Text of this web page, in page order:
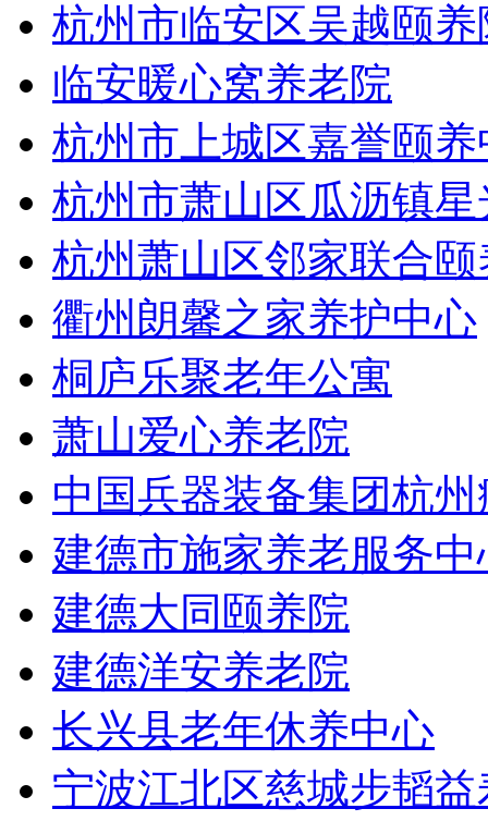
杭州市临安区吴越颐养
临安暖心窝养老院
杭州市上城区嘉誉颐养
杭州市萧山区瓜沥镇
杭州萧山区邻家联合颐
衢州朗馨之家养护中心
桐庐乐聚老年公寓
萧山爱心养老院
中国兵器装备集团杭
建德市施家养老服务中
建德大同颐养院
建德洋安养老院
长兴县老年休养中心
宁波江北区慈城步韬益